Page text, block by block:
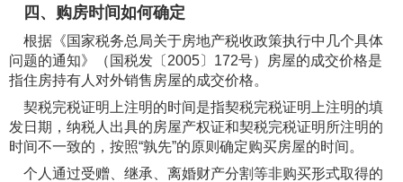
四、购房时间如何确定
根据《国家税务总局关于房地产税收政策执行中几个具体
问题的通知》（国税发〔2005〕172号）房屋的成交价格是
指住房持有人对外销售房屋的成交价格。
契税完税证明上注明的时间是指契税完税证明上注明的填
发日期，纳税人出具的房屋产权证和契税完税证明所注明的
时间不一致的，按照“孰先”的原则确定购买房屋的时间。
个人通过受赠、继承、离婚财产分割等非购买形式取得的